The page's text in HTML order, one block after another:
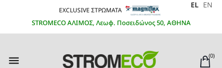
EXCLUSIVE ΣΤΡΩΜΑΤΑ
STROMECO ΑΛΙΜΟΣ, Λεωφ. Ποσειδώνος 50, ΑΘΗΝΑ
EL EN
 (0)